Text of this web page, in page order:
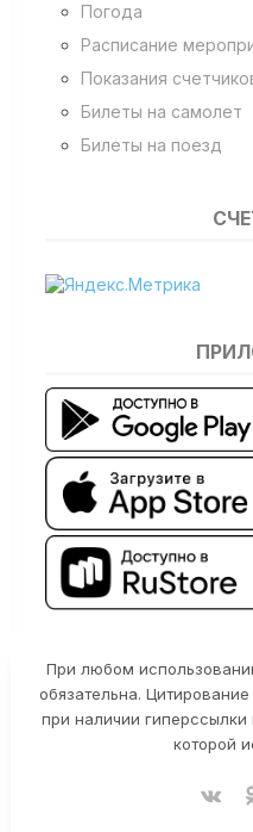
Погода
Расписание
Показания
Билеты на самолет
Билеты на поезд
При любом
обязательна.
при наличии
которой